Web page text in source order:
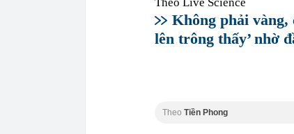
Không phải vàng,
lên trông thấy’ nhờ
Theo Tiền Phong